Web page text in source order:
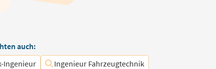
auch:
Ingenieur
Ingenieur Fahrzeugtechnik